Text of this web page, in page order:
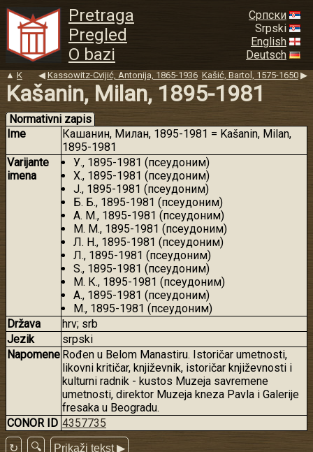
Pretraga
Pregled
O bazi
Српски
Srpski
English
Deutsch
▲ K ◀ Kassowitz-Cvijić, Antonija, 1865-1936 Kašić, Bartol, 1575-1650 ▶
Kašanin, Milan, 1895-1981
Normativni zapis
Ime
Кашанин, Милан, 1895-1981 = Kašanin, Milan,
1895-1981
Varijante
imena
У., 1895-1981 (псеудоним)
Х., 1895-1981 (псеудоним)
Ј., 1895-1981 (псеудоним)
Б. Б., 1895-1981 (псеудоним)
А. М., 1895-1981 (псеудоним)
M. М., 1895-1981 (псеудоним)
Л. Н., 1895-1981 (псеудоним)
Л., 1895-1981 (псеудоним)
S., 1895-1981 (псеудоним)
М. К., 1895-1981 (псеудоним)
A., 1895-1981 (псеудоним)
М., 1895-1981 (псеудоним)
Država
hrv; srb
Jezik
srpski
Napomene Rođen u Belom Manastiru. Istoričar umetnosti,
likovni kritičar, književnik, istoričar književnosti i
kulturni radnik - kustos Muzeja savremene
umetnosti, direktor Muzeja kneza Pavla i Galerije
fresaka u Beogradu.
CONOR ID 4357735